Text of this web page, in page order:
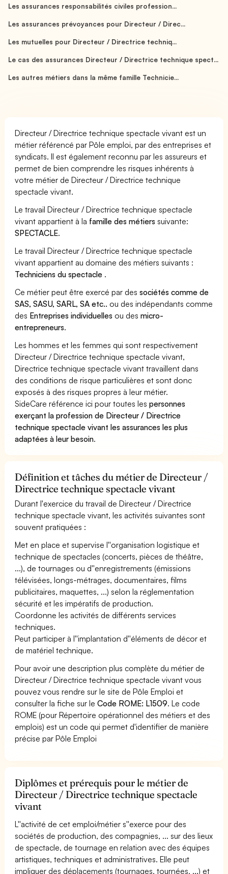
Les assurances responsabilités civiles profession...
Les assurances prévoyances pour Directeur / Direc...
Les mutuelles pour Directeur / Directrice techniq...
Le cas des assurances Directeur / Directrice technique spect...
Les autres métiers dans la même famille Technicie...
Directeur / Directrice technique spectacle vivant est un
métier référencé par Pôle emploi, par des entreprises et
syndicats. Il est également reconnu par les assureurs et
permet de bien comprendre les risques inhérents à
votre métier de Directeur / Directrice technique
spectacle vivant.
Le travail Directeur / Directrice technique spectacle
vivant appartient à la famille des métiers suivante:
SPECTACLE.
Le travail Directeur / Directrice technique spectacle
vivant appartient au domaine des métiers suivants :
Techniciens du spectacle .
Ce métier peut être exercé par dessociétés comme de
SAS, SASU, SARL, SA etc.. ou des indépendants comme
des Entreprises individuelles ou desmicro-
entrepreneurs.
Les hommes et les femmes qui sont respectivement
Directeur / Directrice technique spectacle vivant,
Directrice technique spectacle vivant travaillent dans
des conditions de risque particulières et sont donc
exposés à des risques propres à leur métier.
SideCare référence ici pour toutes lespersonnes
exerçant la profession de Directeur / Directrice
technique spectacle vivant les assurances les plus
adaptées à leur besoin.
Définition et tâches du métier de Directeur /
Directrice technique spectacle vivant
Durant l'exercice du travail de Directeur / Directrice
technique spectacle vivant, les activités suivantes sont
souvent pratiquées :
Met en place et supervise l''organisation logistique et
technique de spectacles (concerts, pièces de théâtre,
...), de tournages ou d''enregistrements (émissions
télévisées, longs-métrages, documentaires, films
publicitaires, maquettes, ...) selon la réglementation
sécurité et les impératifs de production.
Coordonne les activités de différents services
techniques.
Peut participer à l''implantation d''éléments de décor et
de matériel technique.
Pour avoir une description plus complète du métier de
Directeur / Directrice technique spectacle vivant vous
pouvez vous rendre sur le site de Pôle Emploi et
consulter la fiche sur leCode ROME: L1509. Le code
ROME (pour Répertoire opérationnel des métiers et des
emplois) est un code qui permet d'identifier de manière
précise par Pôle Emploi
Diplômes et prérequis pour le métier de
Directeur / Directrice technique spectacle
vivant
L''activité de cet emploi/métier s''exerce pour des
sociétés de production, des compagnies, ... sur des lieux
de spectacle, de tournage en relation avec des équipes
artistiques, techniques et administratives. Elle peut
impliquer des déplacements (tournages, tournées, ...) et